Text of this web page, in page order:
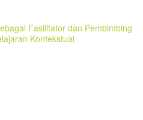
Fasilitator dan Pembimbing
Kontekstual